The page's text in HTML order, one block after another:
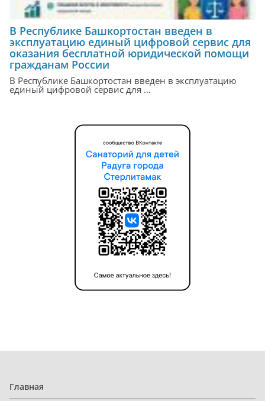
В Республике Башкортостан введен в
эксплуатацию единый цифровой сервис для
оказания бесплатной юридической помощи
гражданам России
В Республике Башкортостан введен в эксплуатацию
единый цифровой сервис для …
Главная